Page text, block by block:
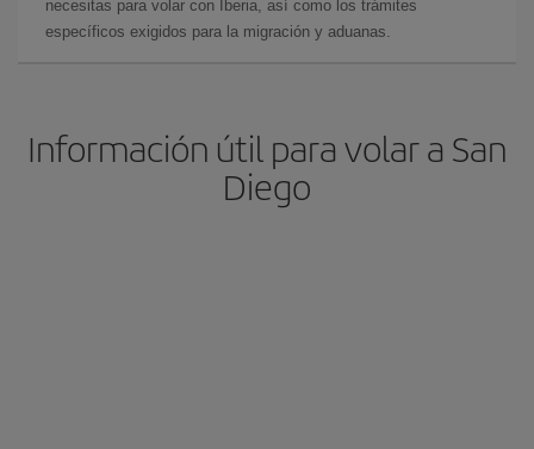
necesitas para volar con Iberia, así como los trámites
específicos exigidos para la migración y aduanas.
Información útil para volar a San
Diego